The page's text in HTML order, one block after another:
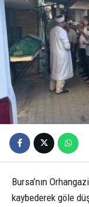
Bursa’nın
kaybederek göle